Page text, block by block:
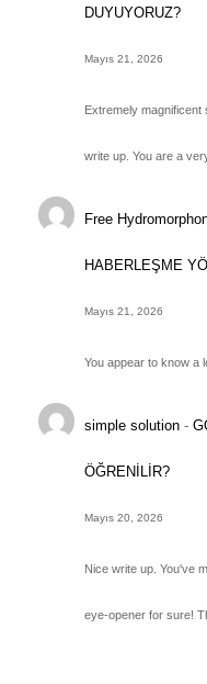
DUYUYORUZ?
Mayıs 21, 2026
Extremely magnificent
write up. You are a
Free
HABERLEŞME
Mayıs 21, 2026
You appear to know a
simple solution -
ÖĞRENİLİR?
Mayıs 20, 2026
Nice write up. You've
eye-opener for sure!